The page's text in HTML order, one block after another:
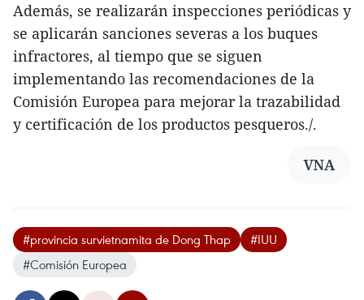
Además, se realizarán inspecciones periódicas y
se aplicarán sanciones severas a los buques
infractores, al tiempo que se siguen
implementando las recomendaciones de la
Comisión Europea para mejorar la trazabilidad
y certificación de los productos pesqueros./.
VNA
#provincia survietnamita de Dong Thap
#IUU
#Comisión Europea